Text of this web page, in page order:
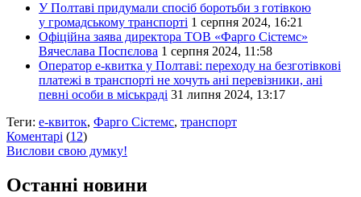
У Полтаві придумали спосіб боротьби з готівкою
у громадському транспорті 1 серпня 2024, 16:21
Офіційна заява директора ТОВ «Фарго Сістемс»
Вячеслава Поспєлова 1 серпня 2024, 11:58
Оператор е-квитка у Полтаві: переходу на безготівкові
платежі в транспорті не хочуть ані перевізники, ані
певні особи в міськраді 31 липня 2024, 13:17
Теги: е-квиток, Фарго Сістемс, транспорт
Коментарі (12)
Вислови свою думку!
Останні новини